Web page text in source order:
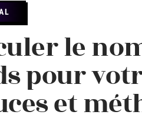
le
pour
et